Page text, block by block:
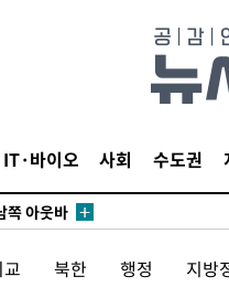
IT·바이오 사회 수도권
(종합)
만개
고 과감히
향
망지 못북한 행정 지방